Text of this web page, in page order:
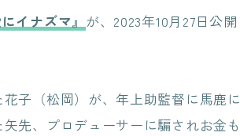
イナズマ』 が、2023年10月27日公開
子（松岡）が、年上助監督に馬鹿に
先、プロデューサーに騙されお金も